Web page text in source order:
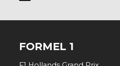
FORMEL 1